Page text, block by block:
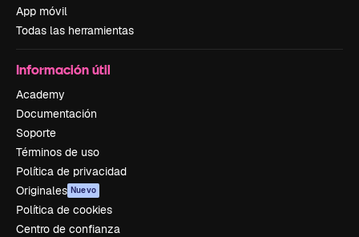
App móvil
Todas las herramientas
Información útil
Academy
Documentación
Soporte
Términos de uso
Política de privacidad
Originales Nuevo
Política de cookies
Centro de confianza